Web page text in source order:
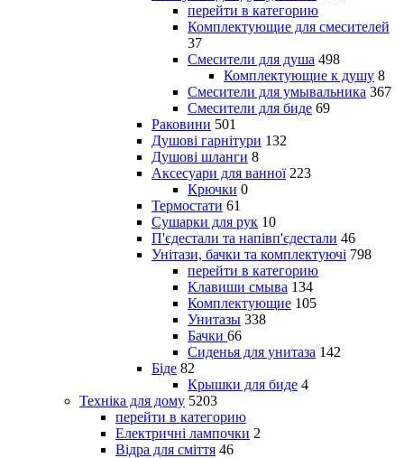
перейти в категорию
Комплектующие для смесителей
37
Смесители для душа 498
Комплектующие к душу 8
Смесители для умывальника 367
Смесители для биде 69
Раковини 501
Душові гарнітури 132
Душові шланги 8
Аксесуари для ванної 223
Крючки 0
Термостати 61
Сушарки для рук 10
П'єдестали та напівп'єдестали 46
Унітази, бачки та комплектуючі 798
перейти в категорию
Клавиши смыва 134
Комплектующие 105
Унитазы 338
Бачки 66
Сиденья для унитаза 142
Біде 82
Крышки для биде 4
Техніка для дому 5203
перейти в категорию
Електричні лампочки 2
Відра для сміття 46